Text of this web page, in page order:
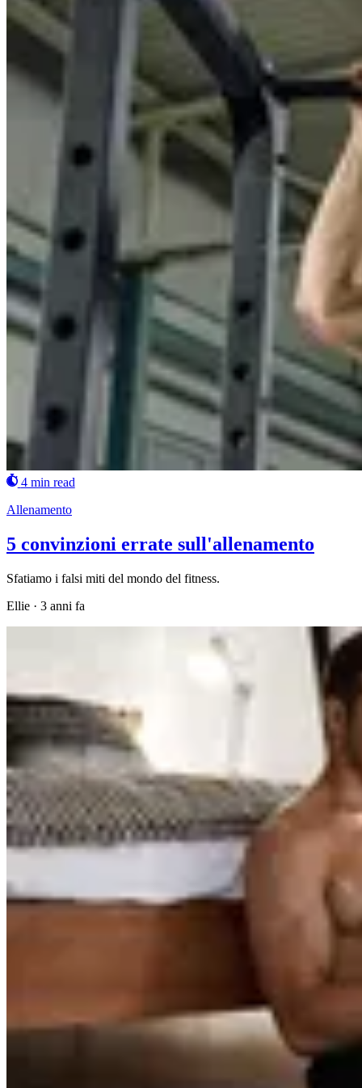
4 min read
Allenamento
5 convinzioni errate sull'allenamento
Sfatiamo i falsi miti del mondo del fitness.
Ellie · 3 anni fa